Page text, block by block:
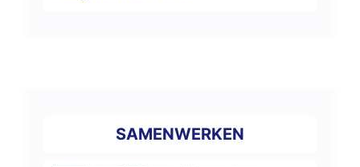
SAMENWERKEN